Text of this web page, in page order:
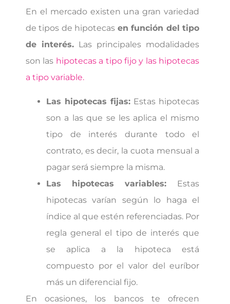
En el mercado existen una gran variedad
de tipos de hipotecas en función del tipo
de interés. Las principales modalidades
son las hipotecas a tipo fijo y las hipotecas
a tipo variable.
Las hipotecas fijas: Estas hipotecas
son a las que se les aplica el mismo
tipo de interés durante todo el
contrato, es decir, la cuota mensual a
pagar será siempre la misma.
Las hipotecas variables: Estas
hipotecas varían según lo haga el
índice al que estén referenciadas. Por
regla general el tipo de interés que
se aplica a la hipoteca está
compuesto por el valor del euríbor
más un diferencial fijo.
En ocasiones, los bancos te ofrecen